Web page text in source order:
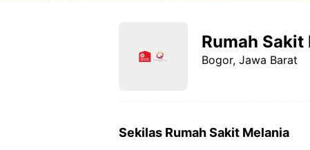
Rumah Sakit
Bogor, Jawa Barat
Sekilas Rumah Sakit Melania